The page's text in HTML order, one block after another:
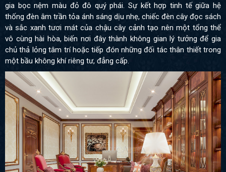
gia bọc nệm màu đỏ đô quý phái. Sự kết hợp tinh tế giữa hệ
thống đèn âm trần tỏa ánh sáng dịu nhẹ, chiếc đèn cây đọc sách
và sắc xanh tươi mát của chậu cây cảnh tạo nên một tổng thể
vô cùng hài hòa, biến nơi đây thành không gian lý tưởng để gia
chủ thả lỏng tâm trí hoặc tiếp đón những đối tác thân thiết trong
một bầu không khí riêng tư, đẳng cấp.